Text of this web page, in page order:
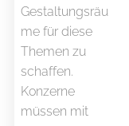
Gestaltungsräu
me für diese
Themen zu
schaffen.
Konzerne
müssen mit